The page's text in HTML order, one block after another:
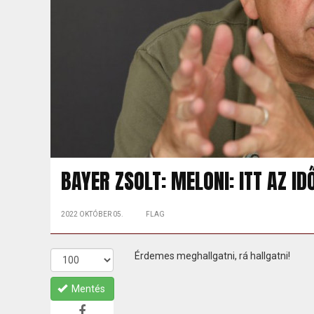
BAYER ZSOLT: MELONI: ITT AZ
2022 OKTÓBER 05. FLAG
Mentés
Érdemes meghallgatni, rá hallgatni!